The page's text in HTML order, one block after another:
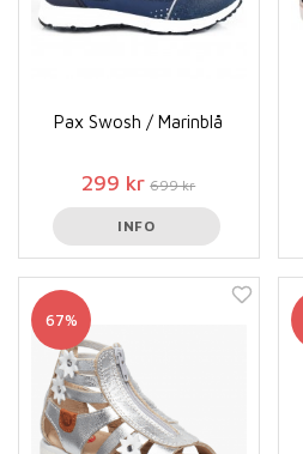
Pax Swosh / Marinblå
299 kr 699 kr
INFO
67%